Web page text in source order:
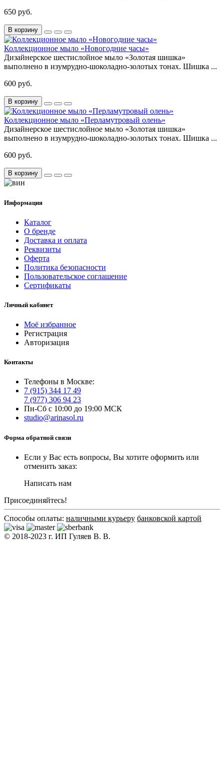
650 руб.
В корзину
Коллекционное мыло «Новогодние часы»
Дизайнерское шестислойное мыло «Золотая шишка»
выполнено в изумрудно-шоколадно-золотых тонах. Шишка ...
600 руб.
В корзину
Коллекционное мыло «Перламутровый олень»
Дизайнерское шестислойное мыло «Золотая шишка»
выполнено в изумрудно-шоколадно-золотых тонах. Шишка ...
600 руб.
В корзину
Информация
Каталог
О бренде
Доставка и оплата
Реквизиты
Оферта
Политика безопасности
Пользовательское соглашение
Сертификаты
Личный кабинет
Моё избранное
Регистрация
Авторизация
Контакты
Телефоны в Москве:
7 (915) 344 17 49
7 (977) 306 94 23
Пн-Сб с 10:00 до 19:00 МСК
studio@arinasol.ru
Форма обратной связи
Если у Вас есть вопросы, Вы хотите оформить или
отменить заказ:
Написать нам
Присоединяйтесь!
Способы оплаты: наличными курьеру банковской картой
© 2018-2023 г. ИП Гуляев В. В.